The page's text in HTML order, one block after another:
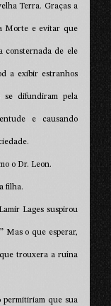
Terra. Graças a
Morte e evitar que
consternada de ele
a exibir estranhos
se difundiram pela
e causando
o Dr. Leon.
filha.
Lages suspirou
Mas o que esperar,
trouxera a ruína
permitiriam que sua